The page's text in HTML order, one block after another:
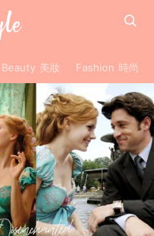
Beauty 美妝 Fashion 時尚